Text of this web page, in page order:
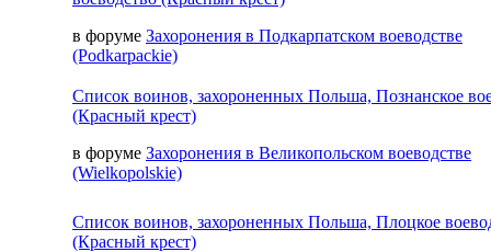
в форуме Захоронения в Подкарпатском воеводстве
(Podkarpackie)
Список воинов, захороненных Польша, Познанское
(Красный крест)
в форуме Захоронения в Великопольском воеводстве
(Wielkopolskie)
Список воинов, захороненных Польша, Плоцкое
(Красный крест)